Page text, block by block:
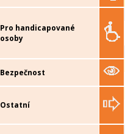
Pro handicapované
osoby
Bezpečnost
Ostatní